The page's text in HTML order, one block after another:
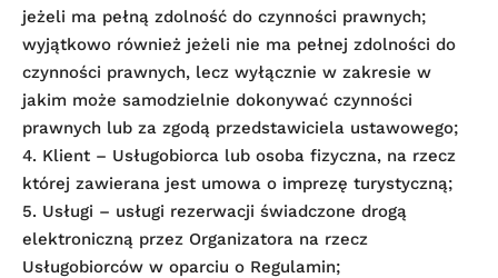
jeżeli ma pełną zdolność do czynności prawnych;
wyjątkowo również jeżeli nie ma pełnej zdolności do
czynności prawnych, lecz wyłącznie w zakresie w
jakim może samodzielnie dokonywać czynności
prawnych lub za zgodą przedstawiciela ustawowego;
4. Klient – Usługobiorca lub osoba fizyczna, na rzecz
której zawierana jest umowa o imprezę turystyczną;
5. Usługi – usługi rezerwacji świadczone drogą
elektroniczną przez Organizatora na rzecz
Usługobiorców w oparciu o Regulamin;